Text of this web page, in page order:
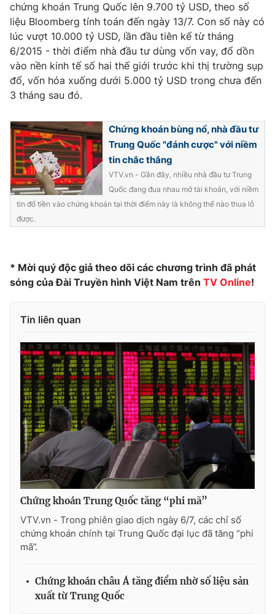
Tư vấn
Chuyên mục khác
Emagazine Podcast
Photo Infographic
Video Shorts video
VTV Money VTV Thể thao
VTV Sức khoẻ Bất động sản
Thị trường 24h Tấm lòng Việt
VTV4 Vươn mình bằng AI
THỜI BÁO VTV
Theo dõi báo trên
Đài Truyền hình Việt Nam
Cơ quan báo chí:
Thời báo VTV
Giấy phép hoạt động báo in và báo điện tử số 483/GP-BTTTT
cấp ngày 29/12/2023
Phó Tổng Biên tập: Nguyễn Thị Mỹ Hạnh, Phạm Quốc Thắng,
Nguyễn Trọng Ninh
024.38 355 931 - 024.38 355 932
chứng khoán Trung Quốc lên 9.700 tỷ USD, theo số
liệu Bloomberg tính toán đến ngày 13/7. Con số này có
lúc vượt 10.000 tỷ USD, lần đầu tiên kể từ tháng
6/2015 - thời điểm nhà đầu tư dùng vốn vay, đổ dồn
vào nền kinh tế số hai thế giới trước khi thị trường sụp
đổ, vốn hóa xuống dưới 5.000 tỷ USD trong chưa đến
3 tháng sau đó.
Chứng khoán bùng nổ, nhà đầu tư
Trung Quốc "đánh cược" với niềm
tin chắc thắng
VTV.vn - Gần đây, nhiều nhà đầu tư Trung
Quốc đang đua nhau mở tài khoản, với niềm
tin đổ tiền vào chứng khoán tại thời điểm này là không thể nào thua lỗ
được.
* Mời quý độc giả theo dõi các chương trình đã phát
sóng của Đài Truyền hình Việt Nam trên TV Online!
Tin liên quan
Chứng khoán Trung Quốc tăng “phi mã”
VTV.vn - Trong phiên giao dịch ngày 6/7, các chỉ số
chứng khoán chính tại Trung Quốc đại lục đã tăng “phi
mã”.
Chứng khoán châu Á tăng điểm nhờ số liệu sản
xuất từ Trung Quốc